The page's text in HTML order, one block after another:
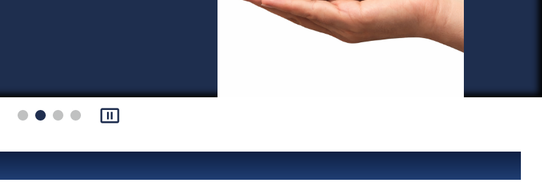
pause_presentation